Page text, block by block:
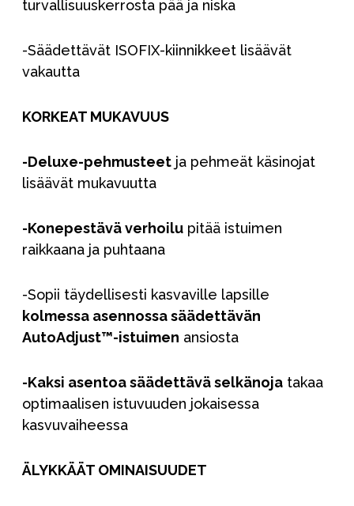
turvallisuuskerrosta pää ja niska
-Säädettävät ISOFIX-kiinnikkeet lisäävät
vakautta
KORKEAT MUKAVUUS
-Deluxe-pehmusteet ja pehmeät käsinojat
lisäävät mukavuutta
-Konepestävä verhoilu pitää istuimen
raikkaana ja puhtaana
-Sopii täydellisesti kasvaville lapsille
kolmessa asennossa säädettävän
AutoAdjust™-istuimen ansiosta
-Kaksi asentoa säädettävä selkänoja takaa
optimaalisen istuvuuden jokaisessa
kasvuvaiheessa
ÄLYKKÄÄT OMINAISUUDET